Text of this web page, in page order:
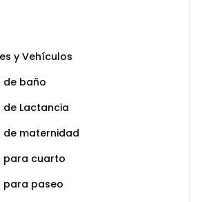
y Vehículos
baño
Lactancia
maternidad
para cuarto
para paseo